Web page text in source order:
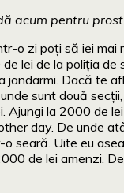
acum pentru
o zi poți să iei mai
lei de la poliția de
jandarmi. Dacă te
sunt două
Ajungi la 2000 de
day. De unde
seară. Uite eu
de lei amenzi.